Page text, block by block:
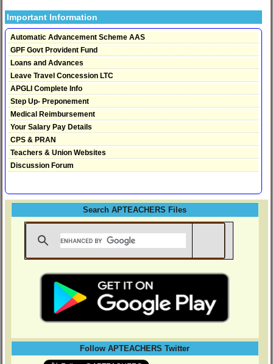
Important Information
Automatic Advancement Scheme AAS
GPF Govt Provident Fund
Loans and Advances
Leave Travel Concession LTC
APGLI Complete Info
Step Up- Preponement
Medical Reimbursement
Your Salary Pay Details
CPS & PRAN
Teachers & Union Websites
Discussion Forum
Search APTEACHERS Files
Follow APTEACHERS Twitter